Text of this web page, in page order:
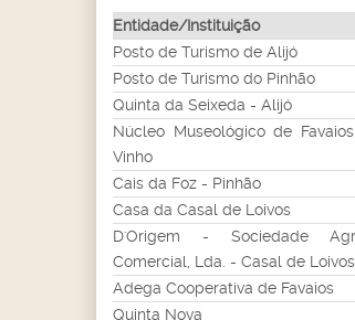
Entidade/Instituição
Posto de Turismo de Alijó
Posto de Turismo do Pinhão
Quinta da Seixeda - Alijó
Núcleo Museológico de
Vinho
Cais da Foz - Pinhão
Casa da Casal de Loivos
D'Origem - Sociedade
Comercial, Lda. - Casal de Loivos
Adega Cooperativa de Favaios
Quinta Nova